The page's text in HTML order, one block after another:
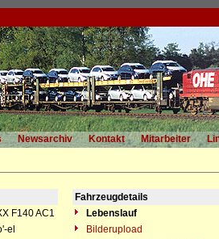
Newsarchiv Kontakt Mitarbeiter
Fahrzeugdetails
F140 AC1
Lebenslauf
el
Bilderupload